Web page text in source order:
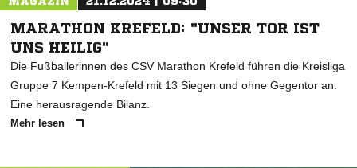
MARATHON KREFELD: "UNSER TOR IST
UNS HEILIG"
Die Fußballerinnen des CSV Marathon Krefeld führen die Kreisliga
Gruppe 7 Kempen-Krefeld mit 13 Siegen und ohne Gegentor an.
Eine herausragende Bilanz.
Mehr lesen